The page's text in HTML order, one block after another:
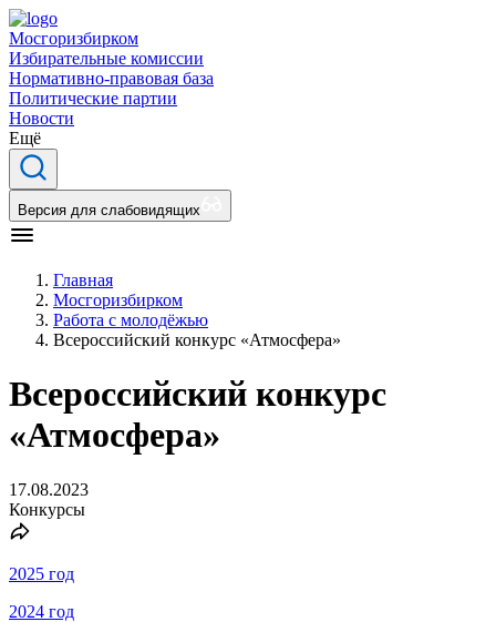
Мосгоризбирком
Избирательные комиссии
Нормативно-правовая база
Политические партии
Новости
Ещё
Версия для слабовидящих
Главная
Мосгоризбирком
Работа с молодёжью
Всероссийский конкурс «Атмосфера»
Всероссийский конкурс
«Атмосфера»
17.08.2023
Конкурсы
2025 год
2024 год